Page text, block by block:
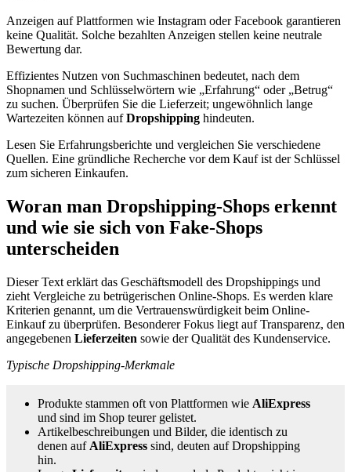
Anzeigen auf Plattformen wie Instagram oder Facebook garantieren
keine Qualität. Solche bezahlten Anzeigen stellen keine neutrale
Bewertung dar.
Effizientes Nutzen von Suchmaschinen bedeutet, nach dem
Shopnamen und Schlüsselwörtern wie „Erfahrung“ oder „Betrug“
zu suchen. Überprüfen Sie die Lieferzeit; ungewöhnlich lange
Wartezeiten können aufDropshipping hindeuten.
Lesen Sie Erfahrungsberichte und vergleichen Sie verschiedene
Quellen. Eine gründliche Recherche vor dem Kauf ist der Schlüssel
zum sicheren Einkaufen.
Woran man Dropshipping-Shops erkennt
und wie sie sich von Fake-Shops
unterscheiden
Dieser Text erklärt das Geschäftsmodell des Dropshippings und
zieht Vergleiche zu betrügerischen Online-Shops. Es werden klare
Kriterien genannt, um die Vertrauenswürdigkeit beim Online-
Einkauf zu überprüfen. Besonderer Fokus liegt auf Transparenz, den
angegebenen Lieferzeiten sowie der Qualität des Kundenservice.
Typische Dropshipping‑Merkmale
Produkte stammen oft von Plattformen wie AliExpress
und sind im Shop teurer gelistet.
Artikelbeschreibungen und Bilder, die identisch zu
denen auf AliExpress sind, deuten auf Dropshipping
hin.